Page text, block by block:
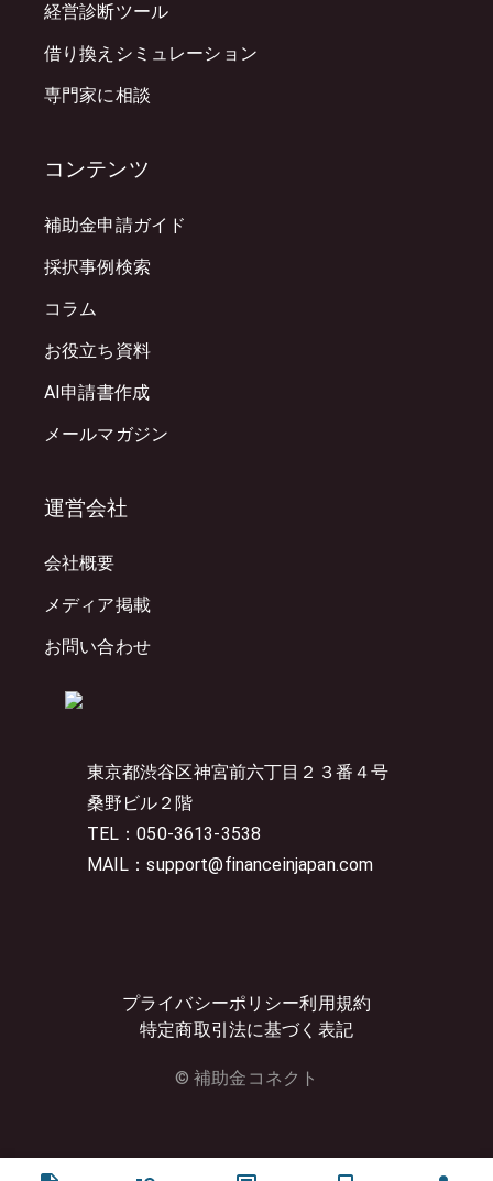
東京都渋谷区神宮前六丁目２３番４号
桑野ビル２階
TEL：050-3613-3538
MAIL：support@financeinjapan.com
プライバシーポリシー利用規約
特定商取引法に基づく表記
© 補助金コネクト
経営診断ツール
借り換えシミュレーション
専門家に相談
コンテンツ
補助金申請ガイド
採択事例検索
コラム
お役立ち資料
AI申請書作成
メールマガジン
運営会社
会社概要
メディア掲載
お問い合わせ